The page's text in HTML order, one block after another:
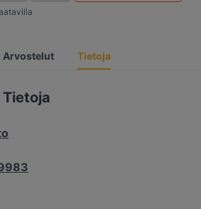
Arvostelut Tietoja
Tietoja